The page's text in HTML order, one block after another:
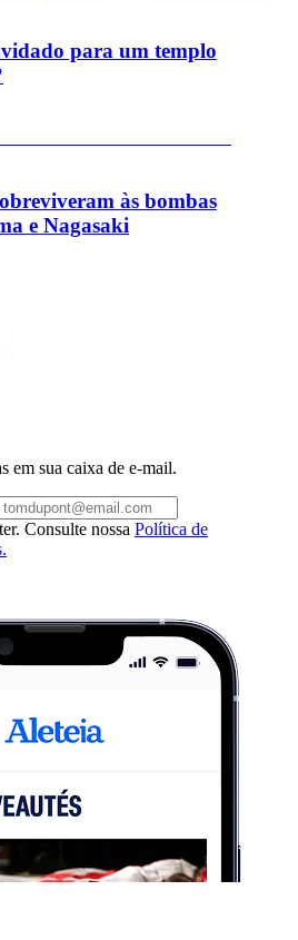
para um templo
às bombas
e Nagasaki
em sua caixa de e-mail.
Consulte nossa Política de